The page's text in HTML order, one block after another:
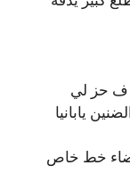
ف حز لي
يابانيا
خط خاص